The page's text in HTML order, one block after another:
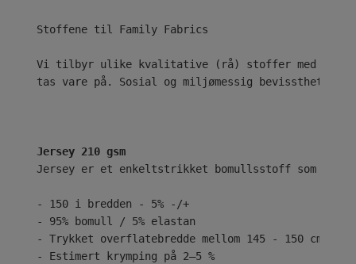
Stoffene til Family Fabrics
Vi tilbyr ulike kvalitative (rå) stoffer med
tas vare på. Sosial og miljømessig bevissthet
Jersey 210 gsm
Jersey er et enkeltstrikket bomullsstoff som er
- 150 i bredden - 5% -/+
- 95% bomull / 5% elastan
- Trykket overflatebredde mellom 145 - 150 cm
- Estimert krymping på 2–5 %